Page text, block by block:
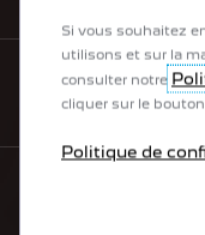
BROCHURES &
Si vous souhaitez
utilisons et sur la
consulter notre
cliquer sur le
Politique de